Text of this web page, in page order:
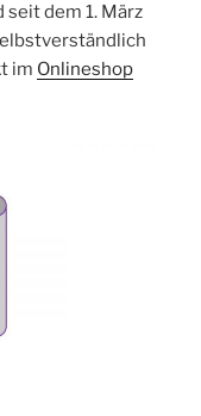
dem 1. März
im Onlineshop